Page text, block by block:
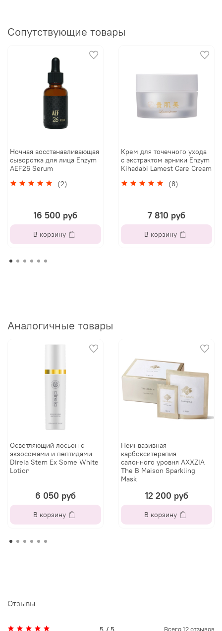
Сопутствующие товары
Ночная восстанавливающая
сыворотка для лица Enzym
AEF26 Serum
(2)
16 500 руб
В корзину
Крем для точечного ухода
с экстрактом арники Enzym
Kihadabi Lamest Care Cream
(8)
7 810 руб
В корзину
Аналогичные товары
Осветляющий лосьон с
экзосомами и пептидами
Direia Stem Ex Some White
Lotion
6 050 руб
В корзину
Неинвазивная
карбокситерапия
салонного уровня AXXZIA
The B Maison Sparkling
Mask
12 200 руб
В корзину
Отзывы